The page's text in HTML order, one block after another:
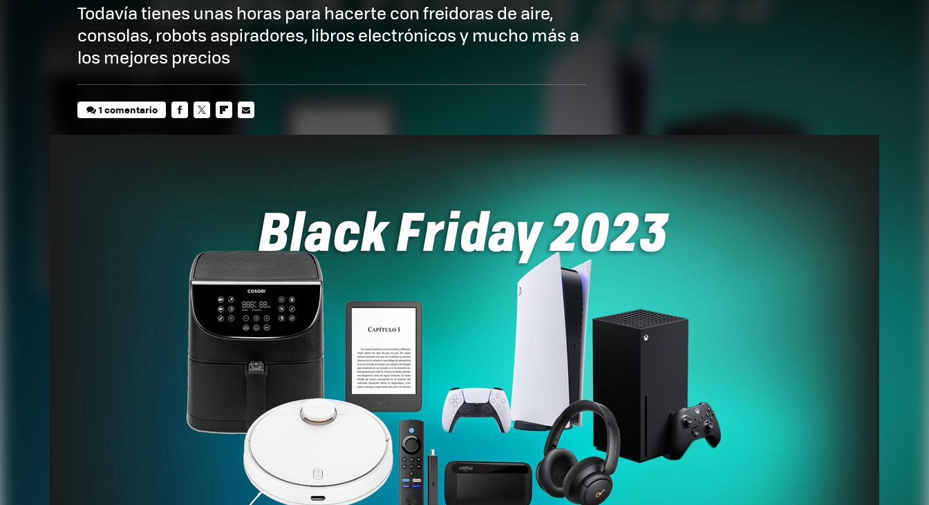
Todavía tienes unas horas para hacerte con freidoras de aire,
consolas, robots aspiradores, libros electrónicos y mucho más a
los mejores precios
1 comentario